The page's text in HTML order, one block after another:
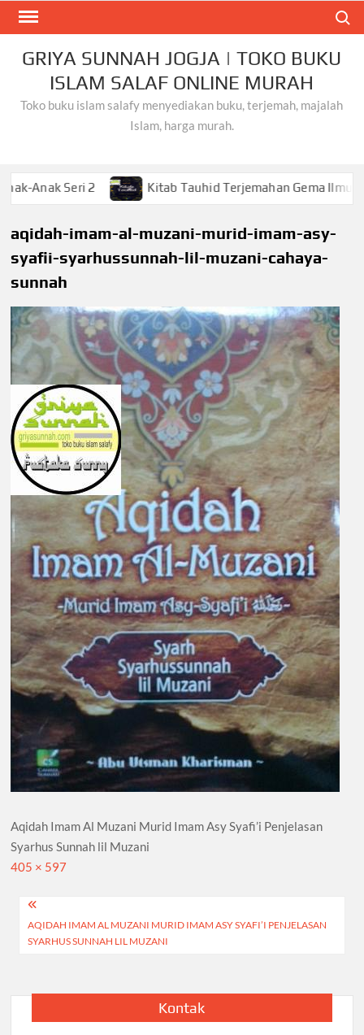
Skip
contentGRIYA SUNNAH JOGJA | TOKO BUKU
ISLAM SALAF ONLINE MURAH
Toko buku islam salafy menyediakan buku, terjemah, majalah
Islam, harga murah.
2 Kitab Tauhid Terjemahan Gema Ilmu
aqidah-imam-al-muzani-murid-imam-asy-
syafii-syarhussunnah-lil-muzani-cahaya-
sunnah
Aqidah Imam Al Muzani Murid Imam Asy Syafi’i Penjelasan
Syarhus Sunnah lil Muzani
Full
405 × 597
Navigasi
pos
AQIDAH IMAM AL MUZANI MURID IMAM ASY SYAFI’I PENJELASAN
SYARHUS SUNNAH LIL MUZANI
Kontak